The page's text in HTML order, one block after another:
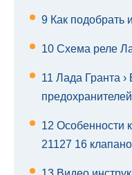
9 Как подобрать
10 Схема реле
11 Лада Гранта
12 Особенности
21127 16